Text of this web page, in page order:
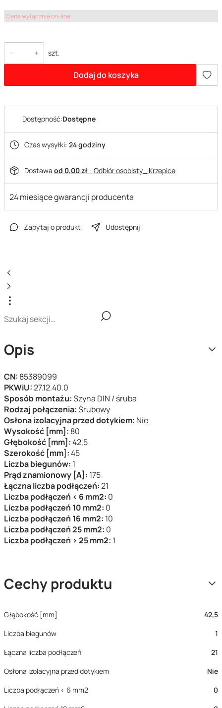
Cena wyłącznie on-line
szt.
Dodaj do koszyka
Dostępność:Dostępne
Czas wysyłki: 24 godziny
Dostawa od 0,00 zł- Odbiór osobisty_ Krzepice
24 miesiące gwarancji producenta
Zapytaj o produkt Udostępnij
Opis
CN: 85389099
PKWiU:27.12.40.0
Sposób montażu:Szyna DIN / śruba
Rodzaj połączenia:Śrubowy
Osłona izolacyjna przed dotykiem: Nie
Wysokość [mm]: 80
Głębokość [mm]:42,5
Szerokość [mm]:45
Liczba biegunów: 1
Prąd znamionowy [A]: 175
Łączna liczba podłączeń:21
Liczba podłączeń < 6 mm2: 0
Liczba podłączeń 10 mm2: 0
Liczba podłączeń 16 mm2: 10
Liczba podłączeń 25 mm2: 0
Liczba podłączeń > 25 mm2: 1
Cechy produktu
Głębokość [mm]
42,5
Liczba biegunów
1
Łączna liczba podłączeń
21
Osłona izolacyjna przed dotykiem
Nie
Liczba podłączeń < 6 mm2
0